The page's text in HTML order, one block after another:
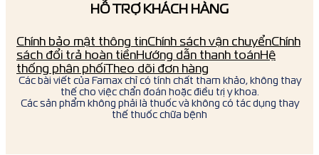
HỖ TRỢ KHÁCH HÀNG
Chính bảo mật thông tinChính sách vận chuyểnChính
sách đổi trả hoàn tiềnHướng dẫn thanh toánHệ
thống phân phốiTheo dõi đơn hàng
Các bài viết của Famax chỉ có tính chất tham khảo, không thay
thế cho việc chẩn đoán hoặc điều trị y khoa.
Các sản phẩm không phải là thuốc và không có tác dụng thay
thế thuốc chữa bệnh